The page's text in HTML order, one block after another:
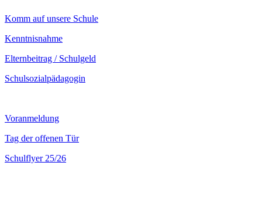
Komm auf unsere Schule
Kenntnisnahme
Elternbeitrag / Schulgeld
Schulsozialpädagogin
Voranmeldung
Tag der offenen Tür
Schulflyer 25/26